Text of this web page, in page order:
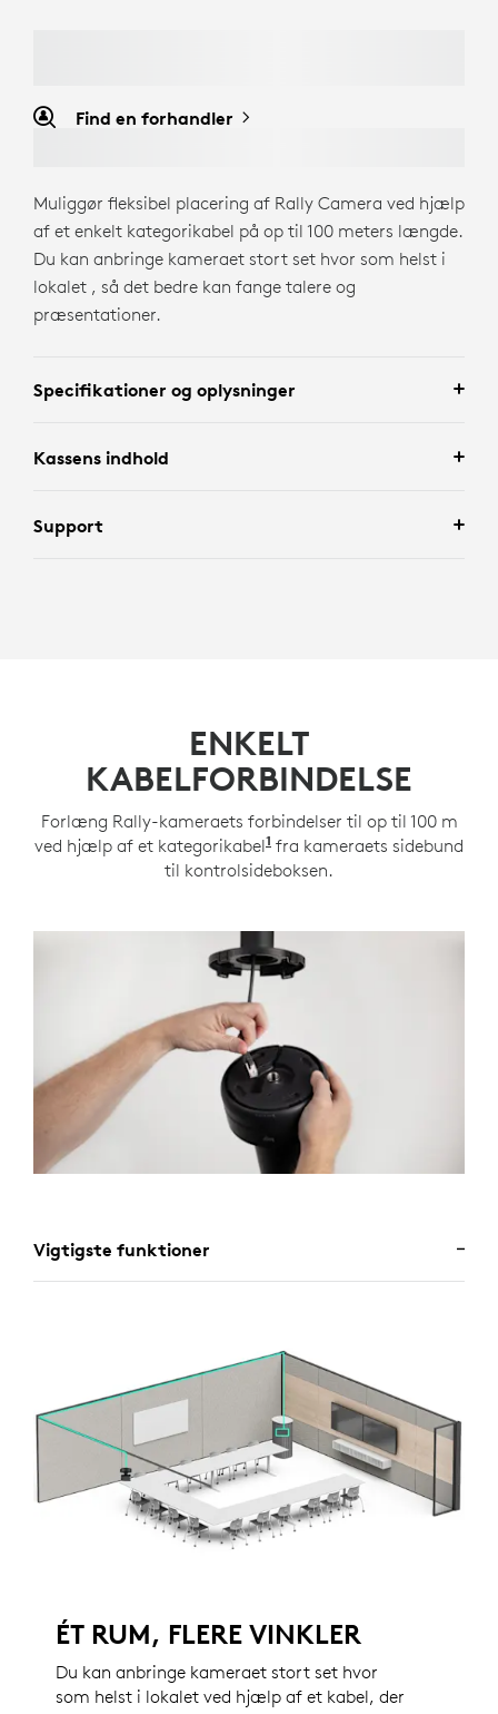
Find en forhandler
Muliggør fleksibel placering af Rally Camera ved hjælp
af et enkelt kategorikabel på op til 100 meters længde.
Du kan anbringe kameraet stort set hvor som helst i
lokalet , så det bedre kan fange talere og
præsentationer.
Specifikationer og oplysninger
Kassens indhold
Support
ENKELT
KABELFORBINDELSE
Forlæng Rally-kameraets forbindelser til op til 100 m
ved hjælp af et kategorikabel1 fra kameraets sidebund
til kontrolsideboksen.
Vigtigste funktioner
ÉT RUM, FLERE VINKLER
Du kan anbringe kameraet stort set hvor
som helst i lokalet ved hjælp af et kabel, der